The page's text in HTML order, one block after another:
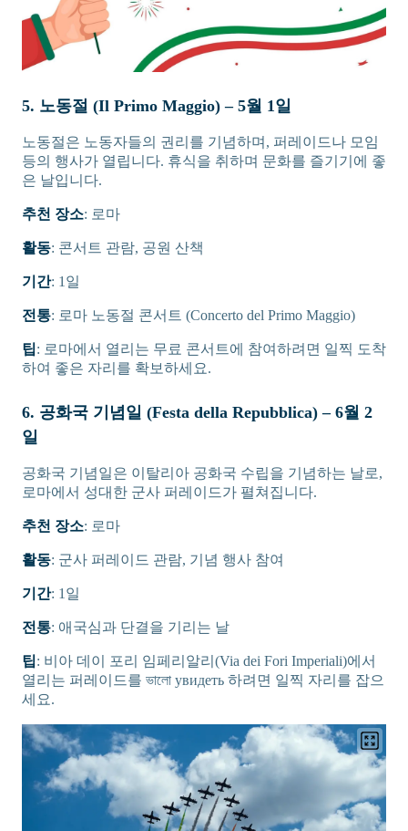
5. 노동절 (Il Primo Maggio) – 5월 1일
노동절은 노동자들의 권리를 기념하며, 퍼레이드나 모임
등의 행사가 열립니다. 휴식을 취하며 문화를 즐기기에 좋
은 날입니다.
추천 장소: 로마
활동: 콘서트 관람, 공원 산책
기간: 1일
전통: 로마 노동절 콘서트 (Concerto del Primo Maggio)
팁: 로마에서 열리는 무료 콘서트에 참여하려면 일찍 도착
하여 좋은 자리를 확보하세요.
6. 공화국 기념일 (Festa della Repubblica) – 6월 2
일
공화국 기념일은 이탈리아 공화국 수립을 기념하는 날로,
로마에서 성대한 군사 퍼레이드가 펼쳐집니다.
추천 장소: 로마
활동: 군사 퍼레이드 관람, 기념 행사 참여
기간: 1일
전통: 애국심과 단결을 기리는 날
팁: 비아 데이 포리 임페리알리(Via dei Fori Imperiali)에서
열리는 퍼레이드를 ভালো увидеть 하려면 일찍 자리를 잡으
세요.